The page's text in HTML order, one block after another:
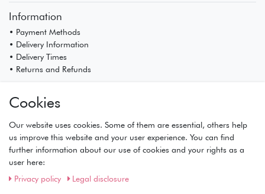
Information
• Payment Methods
• Delivery Information
• Delivery Times
• Returns and Refunds
• Registration
• Basket
• Checkout
• Wishlist
Service
Cookies
Our website uses cookies. Some of them are essential, others help
us improve this website and your user experience. You can find
further information about our use of cookies and your rights as a
user here:
Privacy policy
Legal disclosure